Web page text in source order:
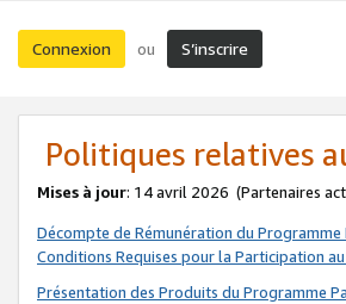
Connexion ou S’inscrire
Politiques relatives
Mises à jour: 14 avril 2026 (Partenaires
Décompte de Rémunération du Programme
Conditions Requises pour la Participation
Présentation des Produits du Programme